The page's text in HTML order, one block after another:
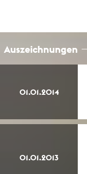
Auszeichnungen
01.01.2014
01.01.2013